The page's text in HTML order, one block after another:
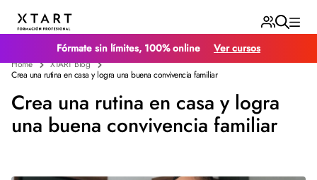
Home
XTART Blog
Crea una rutina en casa y logra una buena convivencia familiar
Crea una rutina en casa y logra
una buena convivencia familiar
Fórmate sin límites, 100% online Ver cursos